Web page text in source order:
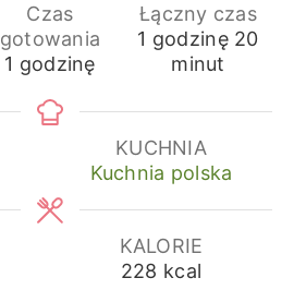
Czas
gotowania
1 godzina
godzinę
Łączny czas
1 godzina
godzinę 20
minut
KUCHNIA
Kuchnia polska
KALORIE
228 kcal